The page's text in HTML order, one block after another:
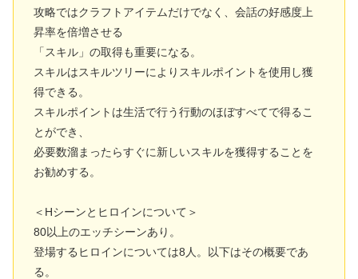
攻略ではクラフトアイテムだけでなく、会話の好感度上
昇率を倍増させる
「スキル」の取得も重要になる。
スキルはスキルツリーによりスキルポイントを使用し獲
得できる。
スキルポイントは生活で行う行動のほぼすべてで得るこ
とができ、
必要数溜まったらすぐに新しいスキルを獲得することを
お勧めする。
＜Hシーンとヒロインについて＞
80以上のエッチシーンあり。
登場するヒロインについては8人。以下はその概要であ
る。